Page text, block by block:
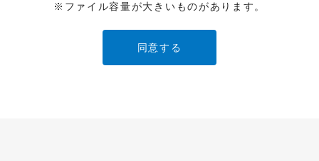
スでご使用されている専用の製品（レンタル品）につきましては
直接お問い合わせくださいますようお願いします。
※ファイル容量が大きいものがあります。